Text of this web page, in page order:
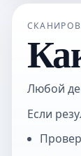
Любой
Если